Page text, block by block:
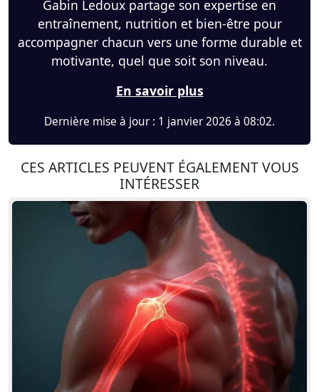
Gabin Ledoux partage son expertise en
entraînement, nutrition et bien-être pour
accompagner chacun vers une forme durable et
motivante, quel que soit son niveau.
En savoir plus
Dernière mise à jour : 1 janvier 2026 à 08:02.
CES ARTICLES PEUVENT ÉGALEMENT VOUS
INTÉRESSER